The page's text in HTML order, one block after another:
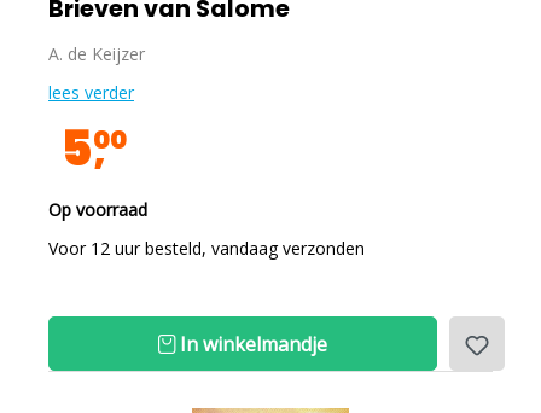
Brieven van Salome
A. de Keijzer
lees verder
500
Op voorraad
Voor 12 uur besteld, vandaag verzonden
In winkelmandje